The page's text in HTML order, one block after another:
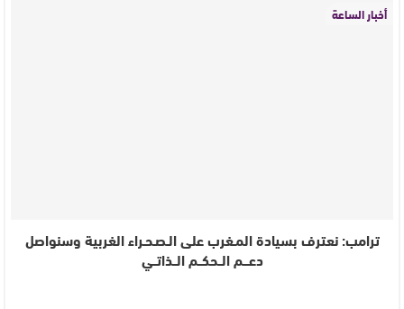
أخبار الساعة
ترامب: نعترف بسيادة المـغرب على الـصـحـراء الغربية وسنواصل
دعـــم الــحكــم الــذاتــي